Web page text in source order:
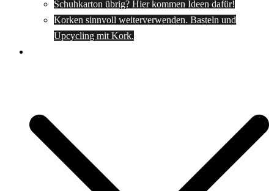
Schuhkarton übrig? Hier kommen Ideen dafür!
Korken sinnvoll weiterverwenden. Basteln und
Upcycling mit Kork.